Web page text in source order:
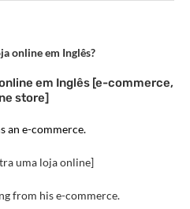
online em Inglês?
em Inglês [e-commerce,
store]
an e-commerce.
uma loja online]
from his e-commerce.